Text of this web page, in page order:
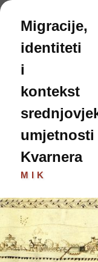
Skip
primary
content
Migracije,
identiteti
i
kontekst
umjetnosti
Kvarnera
MIK